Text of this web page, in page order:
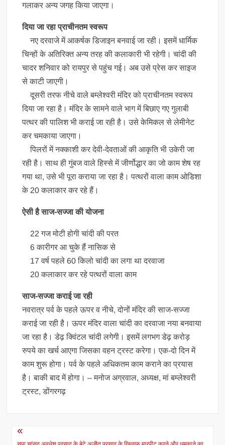
गलाकर अन्य जगह किया जाएगा।
दिया जा रहा प्राचीनतम स्वरूप
नए दरवाजे में आकर्षक डिजाइन बनवाई जा रही। इसमें धार्मिक
चिन्हों के अतिरिक्त अन्य तरह की कलाकारी भी रहेगी। चांदी की
चादर शनिवार को रायपुर से पहुंच गई। अब उसे प्रेस कर साइज
से काटी जाएगी।
दूसरी तरफ नीचे वाले बम्लेश्वरी मंदिर को प्राचीनतम स्वरूप
दिया जा रहा है। मंदिर के सामने वाले भाग में बिछाए गए गुलाबी
पत्थर की पालिश भी कराई जा रही है। उसे केमिकल से लेमीनेट
कर चमकाया जाएगा।
पिलरों में नक्काशी कर देवी-देवताओं की आकृति भी उकेरी जा
रही है। साथ ही गुंबज वाले हिस्से में जीर्णोद्धार का जो काम शेष रह
गया था, उसे भी पूरा कराया जा रहा है। पत्थरों वाला काम ओडिशा
के 20 कलाकार कर रहे हैं।
ऐसी है साज-सज्जा की योजना
22 गज मोटी होगी चांदी की परत
6 कारीगर आ चुके हैं नासिक से
17 वर्ष पहले 60 किलो चांदी का लगा था दरवाजा
20 कलाकार कर रहे पत्थरों वाला काम
साज-सज्जा कराई जा रही
नवरात्र पर्व के पहले ऊपर व नीचे, दोनों मंदिर की साज-सज्जा
कराई जा रही है। ऊपर मंदिर वाला चांदी का दरवाजा नया बनवाया
जा रहा है। डेढ़ क्विंटल चांदी लगेगी। इसमें लगभग डेढ़ करोड़
रुपये का खर्च आएगा जिसका वहन ट्रस्ट करेगा। एक-दो दिन में
काम शुरू होगा। पर्व के पहले अधिकतम काम कराने का प्रयास
है। बाकी बाद में होगा। – मनोज अग्रवाल, अध्यक्ष, मां बम्लेश्वरी
ट्रस्ट, डोंगरगढ़
Post